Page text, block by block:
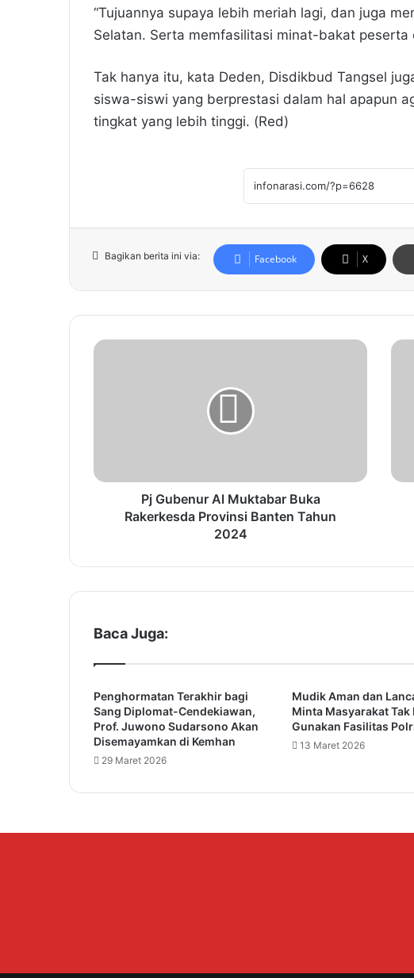
“Tujuannya supaya lebih meriah lagi, dan juga
Selatan. Serta memfasilitasi minat-bakat peserta
Tak hanya itu, kata Deden, Disdikbud Tangsel
siswa-siswi yang berprestasi dalam hal apapun
tingkat yang lebih tinggi. (Red)
Bagikan berita ini via: Facebook X
P
r
k
a
B
k
a
R
a
k
r
e
Pj Gubenur Al Muktabar Buka
Rakerkesda Provinsi Banten Tahun
2024
P
u
D
i
e
g
o
r
M
Baca Juga:
Penghormatan Terakhir bagi
Sang Diplomat-Cendekiawan,
Prof. Juwono Sudarsono Akan
Disemayamkan di Kemhan
29 Maret 2026
Mudik Aman dan
Minta Masyarakat Tak
Gunakan Fasilitas
13 Maret 2026